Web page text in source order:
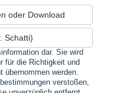
oder Download
Schatti)
dar. Sie wird
für die Richtigkeit und
übernommen werden.
verstoßen,